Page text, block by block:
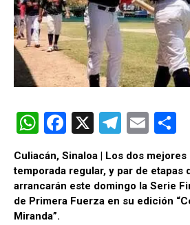
W
h
at
s
A
F
a
ce
b
o
X
T
el
e
gr
a
E
m
ail
p
Culiacán, Sinaloa | Los dos
temporada regular, y par de etapas
arrancarán este domingo la Serie
de Primera Fuerza en su edición
Miranda”.